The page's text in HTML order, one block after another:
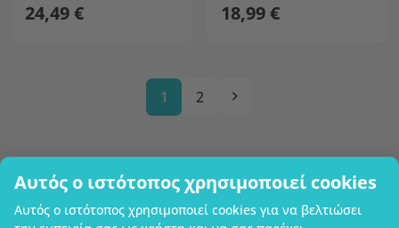
Αυτός ο ιστότοπος χρησιμοποιεί cookies
Αυτός ο ιστότοπος χρησιμοποιεί cookies για να βελτιώσει
24,49 € 18,99 €
1 2
Επωνυμία επιχείρησης